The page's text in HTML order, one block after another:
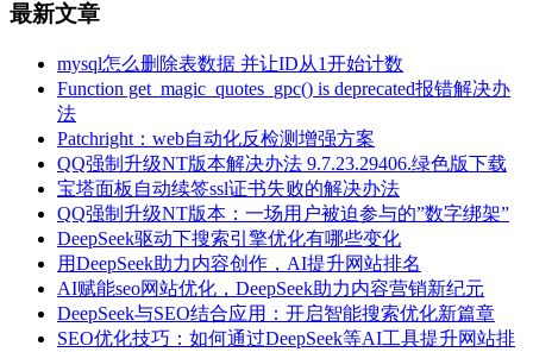
最新文章
mysql怎么删除表数据 并让ID从1开始计数
Function get_magic_quotes_gpc() is deprecated报错解决办
法
Patchright：web自动化反检测增强方案
QQ强制升级NT版本解决办法 9.7.23.29406.绿色版下载
宝塔面板自动续签ssl证书失败的解决办法
QQ强制升级NT版本：一场用户被迫参与的”数字绑架”
DeepSeek驱动下搜索引擎优化有哪些变化
用DeepSeek助力内容创作，AI提升网站排名
AI赋能seo网站优化，DeepSeek助力内容营销新纪元
DeepSeek与SEO结合应用：开启智能搜索优化新篇章
SEO优化技巧：如何通过DeepSeek等AI工具提升网站排